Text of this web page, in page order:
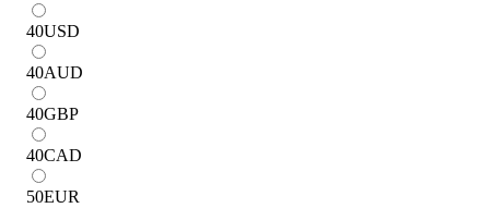
40USD
40AUD
40GBP
40CAD
50EUR